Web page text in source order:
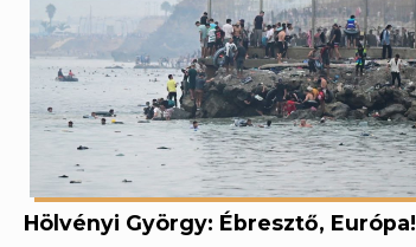
Hölvényi György: Ébresztő, Európa!